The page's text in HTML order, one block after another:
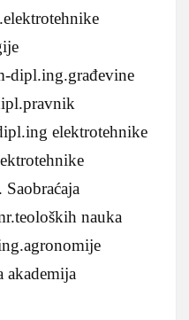
dipl.ing.građevine
elektrotehnike
nauka
akademija